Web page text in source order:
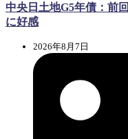
中央日土地G5年債：前
に好感
2026年8月7日